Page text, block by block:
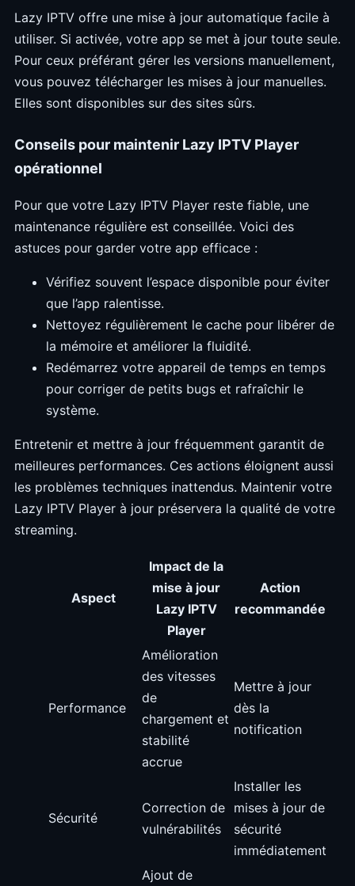
Lazy IPTV offre une mise à jour automatique facile à
utiliser. Si activée, votre app se met à jour toute seule.
Pour ceux préférant gérer les versions manuellement,
vous pouvez télécharger les mises à jour manuelles.
Elles sont disponibles sur des sites sûrs.
Conseils pour maintenir Lazy IPTV Player
opérationnel
Pour que votre Lazy IPTV Player reste fiable, une
maintenance régulière est conseillée. Voici des
astuces pour garder votre app efficace :
Vérifiez souvent l’espace disponible pour éviter
que l’app ralentisse.
Nettoyez régulièrement le cache pour libérer de
la mémoire et améliorer la fluidité.
Redémarrez votre appareil de temps en temps
pour corriger de petits bugs et rafraîchir le
système.
Entretenir et mettre à jour fréquemment garantit de
meilleures performances. Ces actions éloignent aussi
les problèmes techniques inattendus. Maintenir votre
Lazy IPTV Player à jour préservera la qualité de votre
streaming.
Aspect
Impact de la
mise à jour
Lazy IPTV
Player
Action
recommandée
Performance
Amélioration
des vitesses
de
chargement et
stabilité
accrue
Mettre à jour
dès la
notification
Sécurité
Correction de
vulnérabilités
Installer les
mises à jour de
sécurité
immédiatement
Ajout de